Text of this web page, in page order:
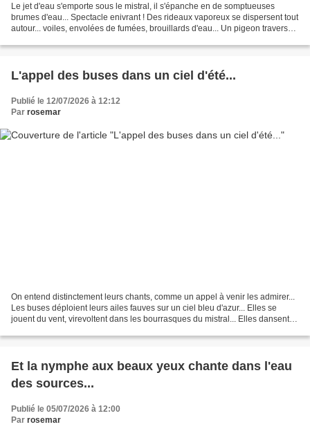
Le jet d'eau s'emporte sous le mistral, il s'épanche en de somptueuses
brumes d'eau... Spectacle enivrant ! Des rideaux vaporeux se dispersent tout
autour... voiles, envolées de fumées, brouillards d'eau... Un pigeon traverse
L'appel des buses dans un ciel d'été...
Publié le 12/07/2026 à 12:12
Par rosemar
On entend distinctement leurs chants, comme un appel à venir les admirer...
Les buses déploient leurs ailes fauves sur un ciel bleu d'azur... Elles se
jouent du vent, virevoltent dans les bourrasques du mistral... Elles dansent,
Et la nymphe aux beaux yeux chante dans l'eau
des sources...
Publié le 05/07/2026 à 12:00
Par rosemar